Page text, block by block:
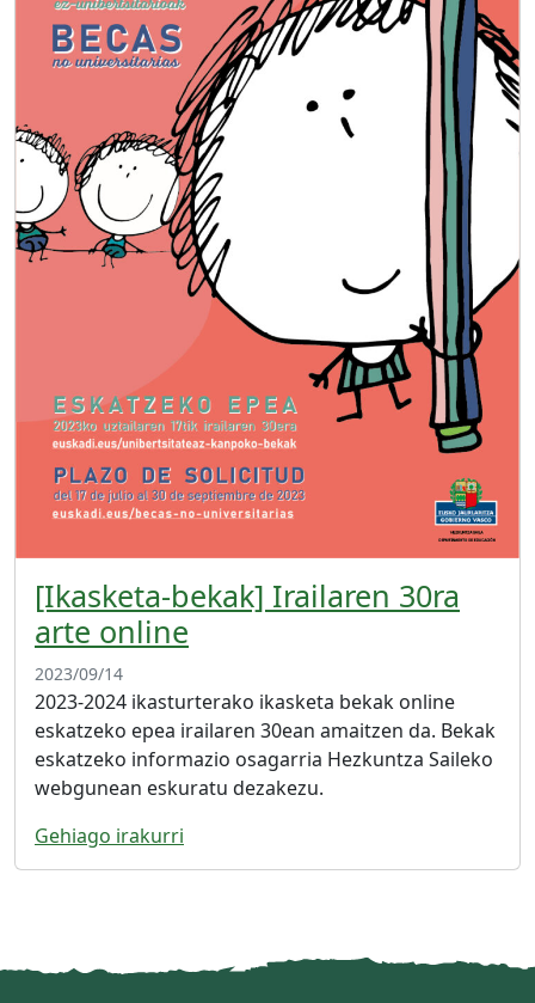
[Ikasketa-bekak] Irailaren 30ra
arte online
2023/09/14
2023-2024 ikasturterako ikasketa bekak online
eskatzeko epea irailaren 30ean amaitzen da. Bekak
eskatzeko informazio osagarria Hezkuntza Saileko
webgunean eskuratu dezakezu.
Gehiago irakurri